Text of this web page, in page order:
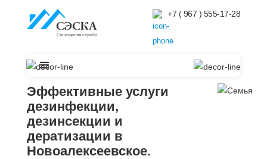
+7 ( 967 ) 555-17-28
Эффективные услуги
дезинфекции,
дезинсекции и
дератизации в
Новоалексеевское.